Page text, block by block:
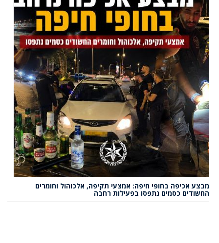
מבצע אכיפה בחופי חיפה: אמצעי תקיפה, אלכוהול וחומרים
החשודים כסמים נתפסו בפעילות רחבה